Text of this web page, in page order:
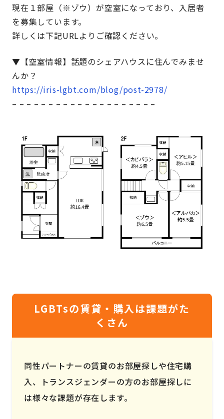
現在１部屋（※ゾウ）が空室になっており、入居者
を募集しています。
詳しくは下記URLよりご確認ください。
▼【空室情報】話題のシェアハウスに住んでみませ
んか？
https://iris-lgbt.com/blog/post-2978/
– – – – – – – – – – – – – – – – – – – –
LGBTsの賃貸・購入は課題がた
くさん
同性パートナーの賃貸のお部屋探しや住宅購
入、トランスジェンダーの方のお部屋探しに
は様々な課題が存在します。